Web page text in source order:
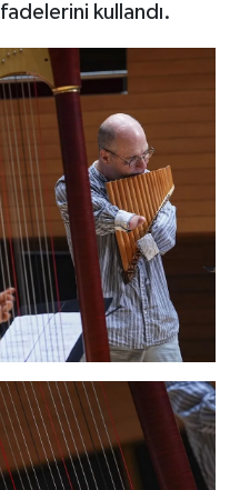
kullandı.